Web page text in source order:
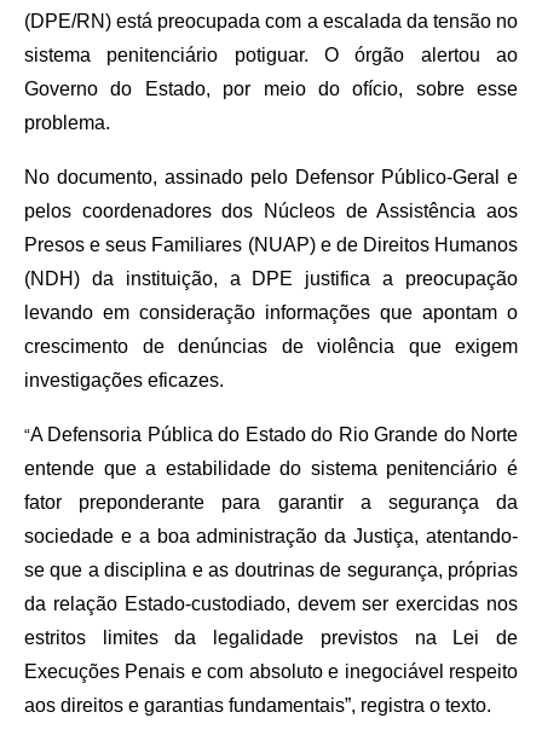
(DPE/RN) está preocupada com a escalada da tensão no
sistema penitenciário potiguar. O órgão alertou ao
Governo do Estado, por meio do ofício, sobre esse
problema.
No documento, assinado pelo Defensor Público-Geral e
pelos coordenadores dos Núcleos de Assistência aos
Presos e seus Familiares (NUAP) e de Direitos Humanos
(NDH) da instituição, a DPE justifica a preocupação
levando em consideração informações que apontam o
crescimento de denúncias de violência que exigem
investigações eficazes.
“A Defensoria Pública do Estado do Rio Grande do Norte
entende que a estabilidade do sistema penitenciário é
fator preponderante para garantir a segurança da
sociedade e a boa administração da Justiça, atentando-
se que a disciplina e as doutrinas de segurança, próprias
da relação Estado-custodiado, devem ser exercidas nos
estritos limites da legalidade previstos na Lei de
Execuções Penais e com absoluto e inegociável respeito
aos direitos e garantias fundamentais”, registra o texto.